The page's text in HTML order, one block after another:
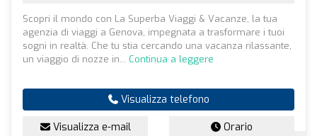
Scopri il mondo con La Superba Viaggi & Vacanze, la tua
agenzia di viaggi a Genova, impegnata a trasformare i tuoi
sogni in realtà. Che tu stia cercando una vacanza rilassante,
un viaggio di nozze in... Continua a leggere
Visualizza telefono
Visualizza e-mail Orario